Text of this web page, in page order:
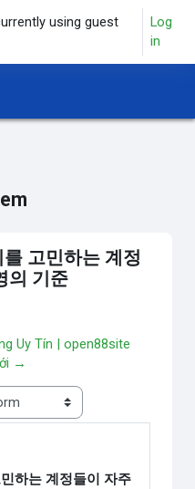
using guest
Log
in
고민하는 계정
의 기준
Uy Tín | open88site
→
하는 계정들이 자주